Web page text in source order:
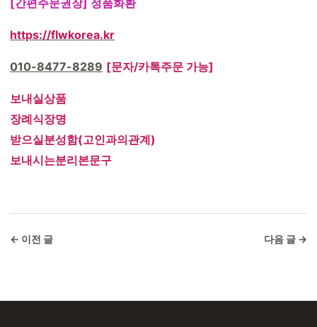
https://flwkorea.kr
010-8477-8289 [문자/카톡주문 가능]
보내실상품
장례식장명
받으실분성함(고인과의관계)
보내시는분리본문구
← 이전 글 다음 글 →